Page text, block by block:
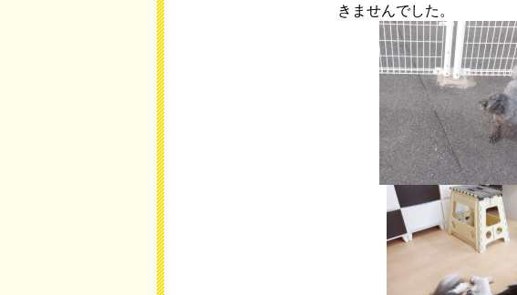
きませんでした。